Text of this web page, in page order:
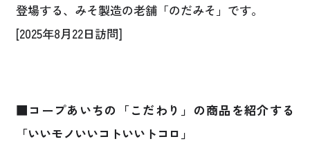
登場する、みそ製造の老舗「のだみそ」です。
[2025年8月22日訪問]
■コープあいちの「こだわり」の商品を紹介する
「いいモノいいコトいいトコロ」